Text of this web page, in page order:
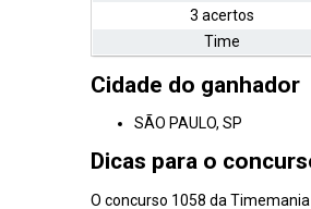
3 acertos
Time
Cidade do ganhador
SÃO PAULO, SP
Dicas para o
O concurso 1058 da